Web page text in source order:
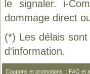
le signaler. i-
dommage direct
(*) Les délais
d'information.
Coupons et promotions :: FAQ et